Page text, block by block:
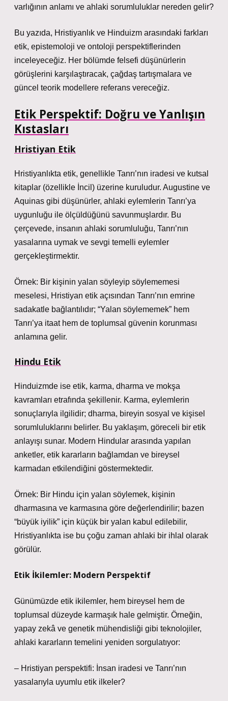
varlığının anlamı ve ahlaki sorumluluklar nereden gelir?
Bu yazıda, Hristiyanlık ve Hinduizm arasındaki farkları
etik, epistemoloji ve ontoloji perspektiflerinden
inceleyeceğiz. Her bölümde felsefi düşünürlerin
görüşlerini karşılaştıracak, çağdaş tartışmalara ve
güncel teorik modellere referans vereceğiz.
Etik Perspektif: Doğru ve Yanlışın
Kıstasları
Hristiyan Etik
Hristiyanlıkta etik, genellikle Tanrı’nın iradesi ve kutsal
kitaplar (özellikle İncil) üzerine kuruludur. Augustine ve
Aquinas gibi düşünürler, ahlaki eylemlerin Tanrı’ya
uygunluğu ile ölçüldüğünü savunmuşlardır. Bu
çerçevede, insanın ahlaki sorumluluğu, Tanrı’nın
yasalarına uymak ve sevgi temelli eylemler
gerçekleştirmektir.
Örnek: Bir kişinin yalan söyleyip söylememesi
meselesi, Hristiyan etik açısından Tanrı’nın emrine
sadakatle bağlantılıdır; “Yalan söylememek” hem
Tanrı’ya itaat hem de toplumsal güvenin korunması
anlamına gelir.
Hindu Etik
Hinduizmde ise etik, karma, dharma ve mokşa
kavramları etrafında şekillenir. Karma, eylemlerin
sonuçlarıyla ilgilidir; dharma, bireyin sosyal ve kişisel
sorumluluklarını belirler. Bu yaklaşım, göreceli bir etik
anlayışı sunar. Modern Hindular arasında yapılan
anketler, etik kararların bağlamdan ve bireysel
karmadan etkilendiğini göstermektedir.
Örnek: Bir Hindu için yalan söylemek, kişinin
dharmasına ve karmasına göre değerlendirilir; bazen
“büyük iyilik” için küçük bir yalan kabul edilebilir,
Hristiyanlıkta ise bu çoğu zaman ahlaki bir ihlal olarak
görülür.
Etik İkilemler: Modern Perspektif
Günümüzde etik ikilemler, hem bireysel hem de
toplumsal düzeyde karmaşık hale gelmiştir. Örneğin,
yapay zekâ ve genetik mühendisliği gibi teknolojiler,
ahlaki kararların temelini yeniden sorgulatıyor:
– Hristiyan perspektifi: İnsan iradesi ve Tanrı’nın
yasalarıyla uyumlu etik ilkeler?